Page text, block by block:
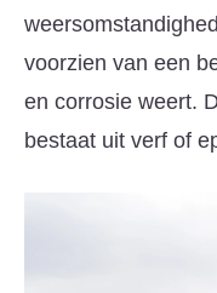
voorzien van een
en corrosie weert.
bestaat uit verf of